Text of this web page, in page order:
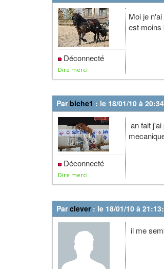
Déconnecté
Dire merci
Moi je
est moins
Parbiche1 : le 18/01/10 à
Déconnecté
Dire merci
an fait
Parclever: le 18/01/10 à
il me